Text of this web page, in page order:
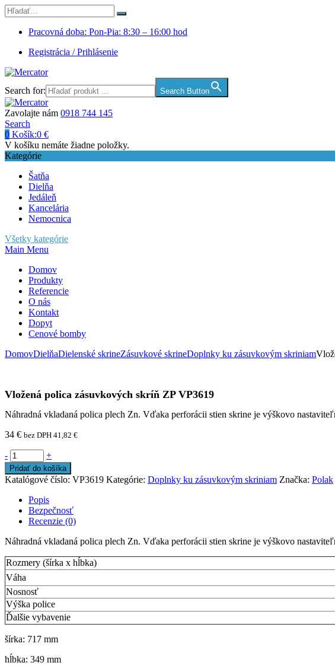
Pracovná doba: Pon-Pia: 8:30 – 16:00 hod
Registrácia / Prihlásenie
Search for: Search Button
Zavolajte nám 0918 744 145
Search
0 Košík:0 €
V košíku nemáte žiadne položky.
Kategórie
Šatňa
Dielňa
Jedáleň
Kancelária
Nemocnica
Všetky kategórie
Main Menu
Domov
Produkty
Referencie
O nás
Kontakt
Dopyt
Cenové bomby
DomovDielňaDielenské skrineZásuvkové skrineDoplnky ku zásuvkovým skriniam
Vložená polica zásuvkových skríň ZP VP3619
Náhradná vkladaná polica plech Zn. Vďaka perforácii stien skrine je výškovo
34 € bez DPH 41,82 €
- +
Pridať do košíka
Katalógové číslo: VP3619 Kategórie: Doplnky ku zásuvkovým skriniam Značka: Polak
Popis
Bezpečnosť
Recenzie (0)
Náhradná vkladaná polica plech Zn. Vďaka perforácii stien skrine je výškovo
Rozmery (šírka x hĺbka)
Váha
Nosnosť
Výška police
Ďalšie vybavenie
šírka: 717 mm
hĺbka: 349 mm